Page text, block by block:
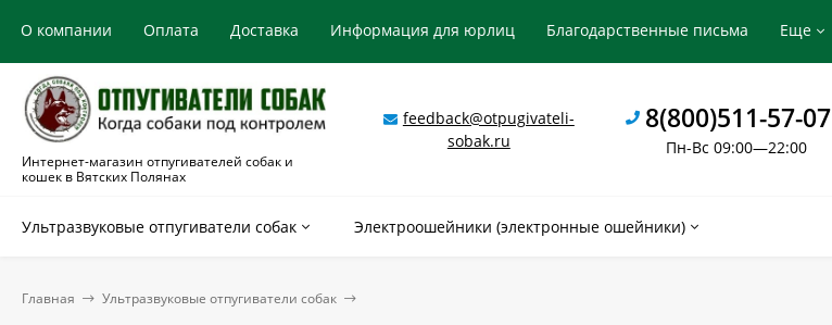
О компании Оплата Доставка Информация для юрлиц Благодарственные письма Еще
Интернет-магазин отпугивателей собак и
кошек в Вятских Полянах
feedback@otpugivateli-
sobak.ru
8(800)511-57-07
Пн-Вс 09:00—22:00
Ультразвуковые отпугиватели собак Электроошейники (электронные ошейники)
Главная Ультразвуковые отпугиватели собак